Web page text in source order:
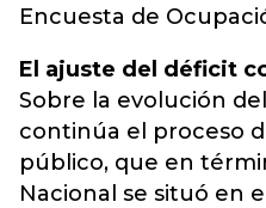
Encuesta de
El ajuste del déficit
Sobre la evolución
continúa el proceso
público, que en
Nacional se situó en